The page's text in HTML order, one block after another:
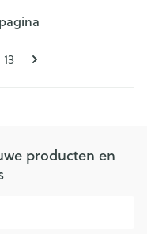
pagina
Pagina
13
producten en